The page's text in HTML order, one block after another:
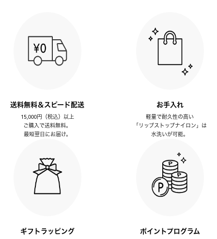
送料無料＆スピード配送
15,000円（税込）以上
ご購入で送料無料。
最短翌日にお届け。
お手入れ
軽量で耐久性の高い
「リップストップナイロン」は
水洗いが可能。
ギフトラッピング ポイントプログラム